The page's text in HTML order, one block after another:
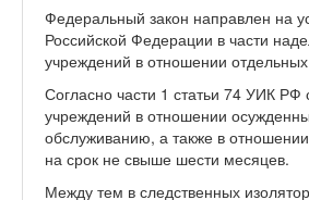
Федеральный закон направлен на
Российской Федерации в части
учреждений в отношении
Согласно части 1 статьи 74 УИК
учреждений в отношении
обслуживанию, а также в
на срок не свыше шести месяцев.
Между тем в следственных